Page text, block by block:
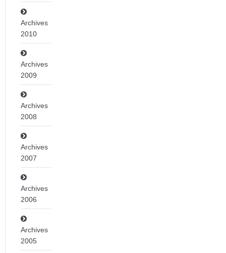
Archives
2010
Archives
2009
Archives
2008
Archives
2007
Archives
2006
Archives
2005